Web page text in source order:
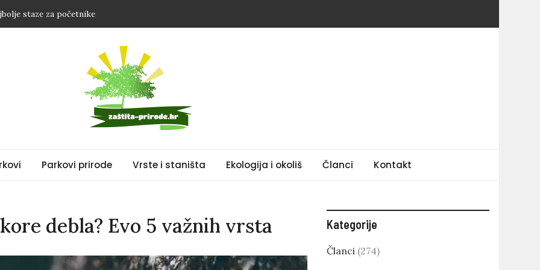
rast i bujno cvjetanje
u Hrvatskoj: Što učiniti pri susretu?
za sigurno promatranje
Parkovi prirode Vrste i staništa Ekologija i okoliš Članci Kontakt
debla? Evo 5 važnih vrsta Kategorije
Članci(274)